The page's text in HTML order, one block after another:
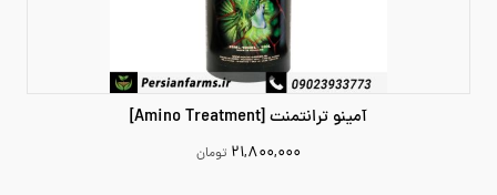
آمینو ترانتمنت [Amino Treatment]
۲۱,۸۰۰,۰۰۰ تومان